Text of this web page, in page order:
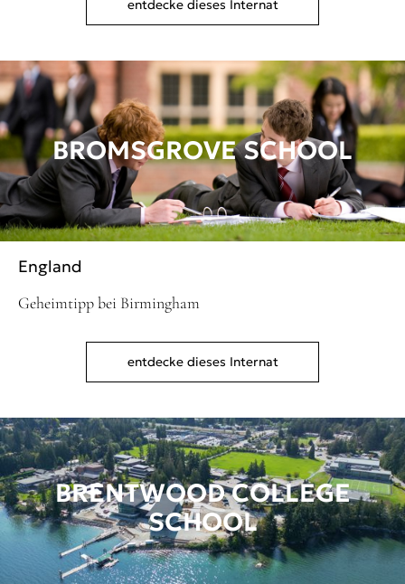
entdecke dieses Internat
BROMSGROVE SCHOOL
England
Geheimtipp bei Birmingham
entdecke dieses Internat
BRENTWOOD COLLEGE
SCHOOL